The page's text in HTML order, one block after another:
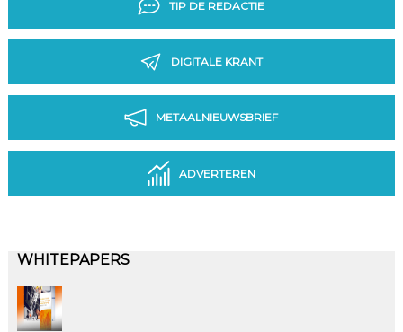
TIP DE REDACTIE
DIGITALE KRANT
METAALNIEUWSBRIEF
ADVERTEREN
WHITEPAPERS